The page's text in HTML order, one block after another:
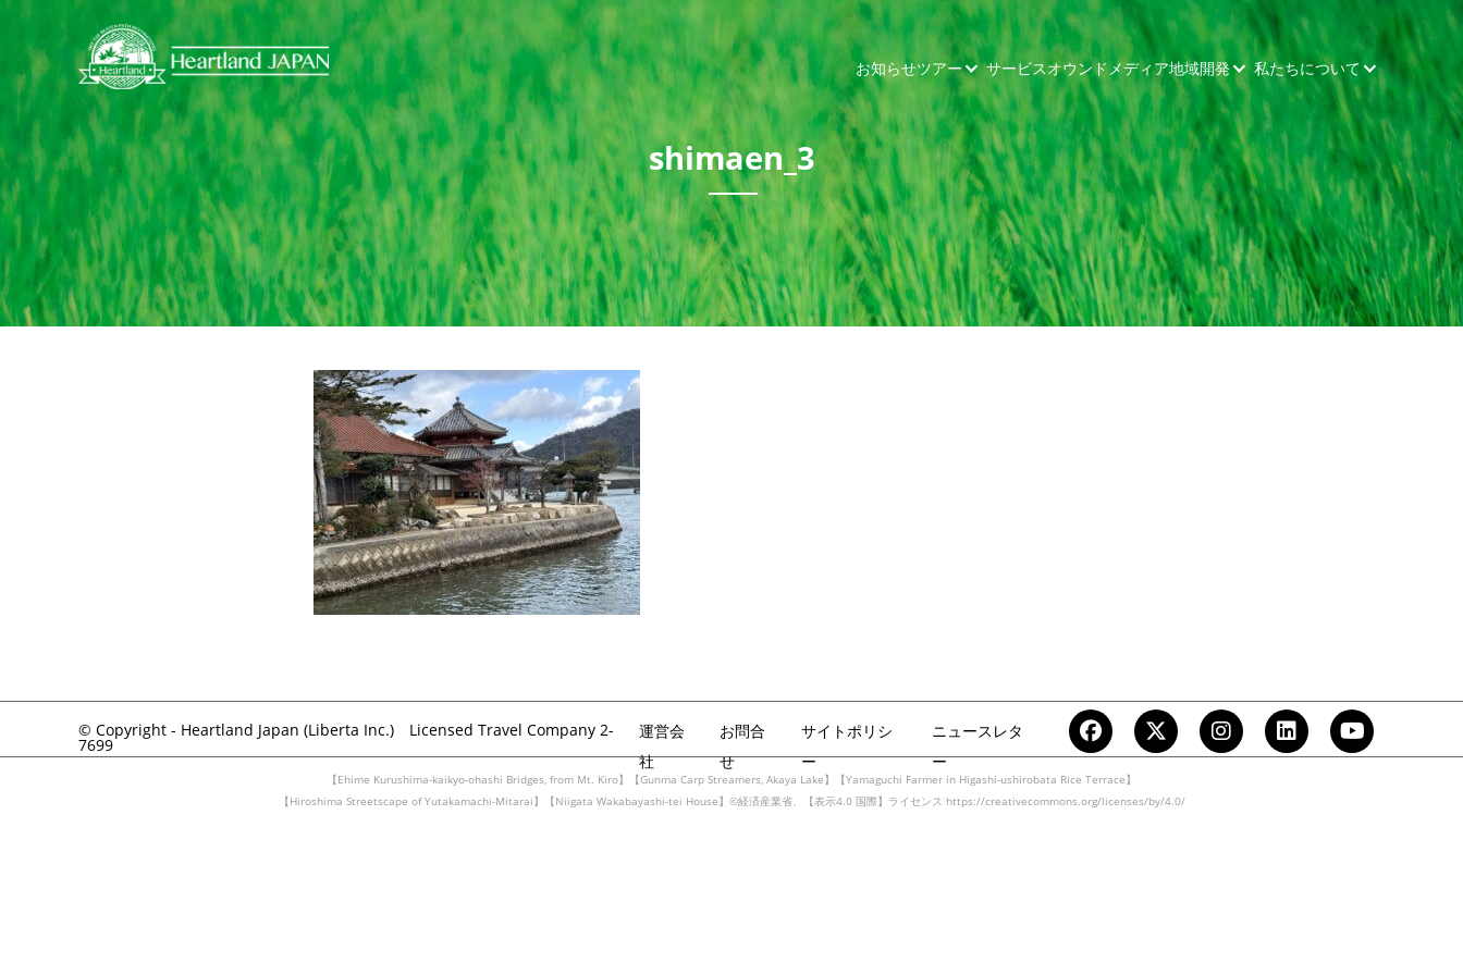
お知らせツアー サービスオウンドメディア地域開発 私たちについて
shimaen_3
© Copyright - Heartland Japan (Liberta Inc.) Licensed Travel Company 2-
7699
運営会
社
お問合
せ
サイトポリシ
ー
ニュースレタ
ー
【Ehime Kurushima-kaikyo-ohashi Bridges, from Mt. Kiro】【Gunma Carp Streamers, Akaya Lake】【Yamaguchi Farmer in Higashi-ushirobata Rice Terrace】
【Hiroshima Streetscape of Yutakamachi-Mitarai】【Niigata Wakabayashi-tei House】©経済産業省、【表示4.0 国際】ライセンス https://creativecommons.org/licenses/by/4.0/